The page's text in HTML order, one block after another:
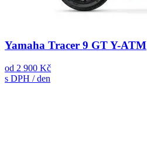
Yamaha Tracer 9 GT Y-ATM
od 2 900 Kč
s DPH / den